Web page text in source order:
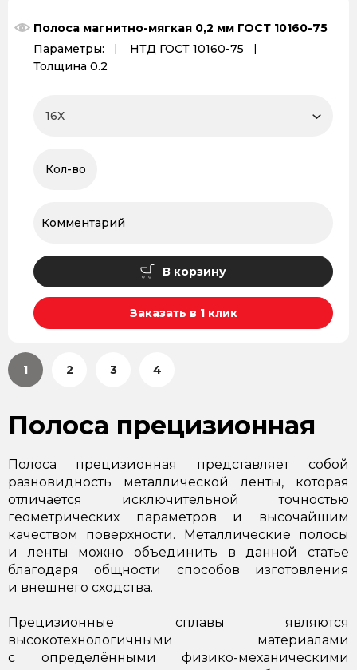
Полоса магнитно-мягкая 0,2 мм ГОСТ 10160-75
Параметры:
НТД ГОСТ 10160-75
Толщина 0.2
В корзину
Заказать в 1 клик
1 2 3 4
Полоса прецизионная
Полоса прецизионная представляет собой
разновидность металлической ленты, которая
отличается исключительной точностью
геометрических параметров и высочайшим
качеством поверхности. Металлические полосы
и ленты можно объединить в данной статье
благодаря общности способов изготовления
и внешнего сходства.
Прецизионные сплавы являются
высокотехнологичными материалами
с определёнными физико-механическими